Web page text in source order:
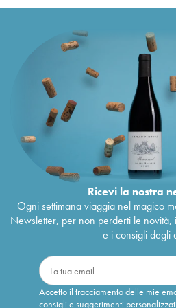
Ricevi la nostra
Ogni settimana viaggia nel magico
Newsletter, per non perderti le novità,
e i consigli degli
Accetto il tracciamento delle mie
consigli e suggerimenti personalizzati